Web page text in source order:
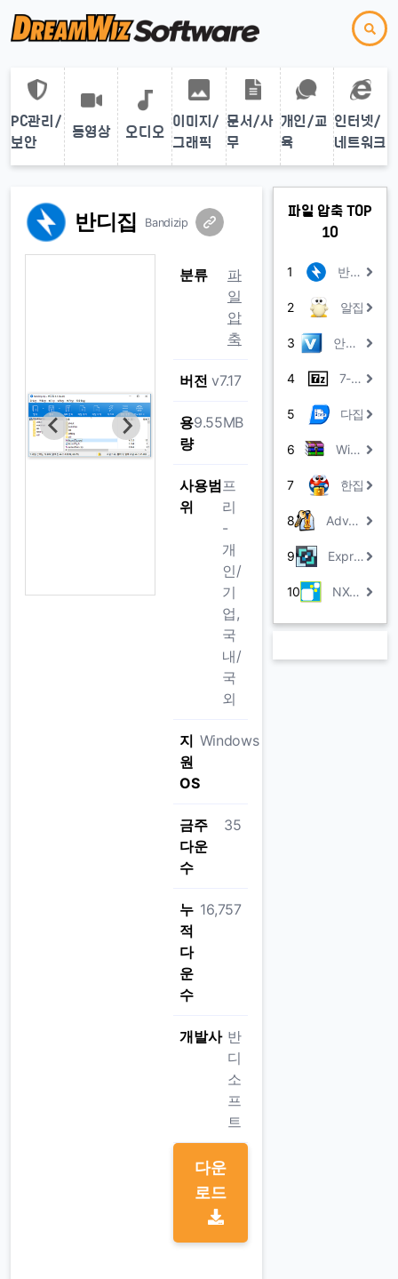
PC관리/
보안
동영상 오디오
이미지/
그래픽
문서/사
무
개인/교
육
인터넷/
네트워크
반디집 Bandizip
분류
파
일
압
축
버전 v7.17
용
량
9.55MB
사용범
위
프
리
-
개
인/
기
업,
국
내/
국
외
지
원
OS
Windows
금주
다운
수
35
누
적
다
운
수
16,757
개발사 반
디
소
프
트
다운
로드
파일 압축 TOP
10
1 반디집
2 알집
3 안랩 V3 Zip
4 7-Zip
5 다집
6 WinRAR
7 한집
8 Advanced Archive Password Recovery
9 Express Zip 파일 압축기
10 NXPowerLite